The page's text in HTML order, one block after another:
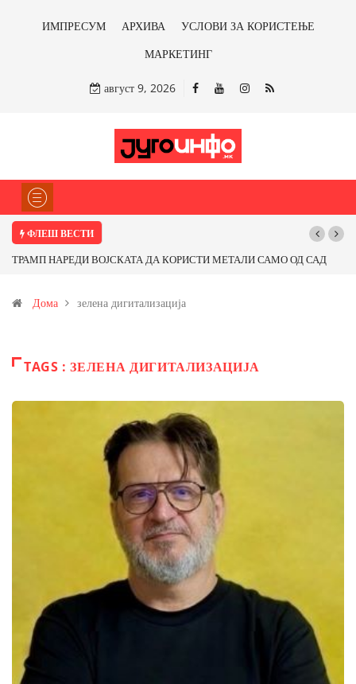
ИМПРЕСУМ АРХИВА
УСЛОВИ ЗА КОРИСТЕЊЕ
МАРКЕТИНГ
август 9, 2026
ФЛЕШ ВЕСТИ
ТРАМП НАРЕДИ ВОЈСКАТА ДА КОРИСТИ МЕТАЛИ САМО ОД САД
Иловица и со антимонот?
Дома зелена дигитализација
TAGS : ЗЕЛЕНА ДИГИТАЛИЗАЦИЈА